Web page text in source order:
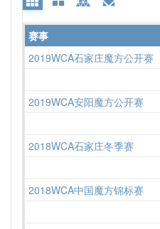
赛事
2019WCA石家庄魔方公开赛
2019WCA安阳魔方公开赛
2018WCA石家庄冬季赛
2018WCA中国魔方锦标赛